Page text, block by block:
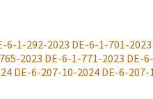
6-1-292-2023 DE-6-1-701-2023
2023 DE-6-1-771-2023 DE-
DE-6-207-10-2024 DE-6-207-